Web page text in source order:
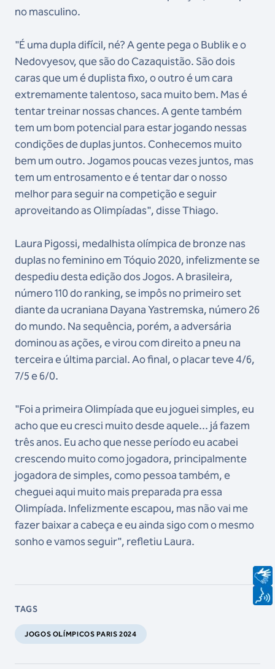
no masculino.
"É uma dupla difícil, né? A gente pega o Bublik e o
Nedovyesov, que são do Cazaquistão. São dois
caras que um é duplista fixo, o outro é um cara
extremamente talentoso, saca muito bem. Mas é
tentar treinar nossas chances. A gente também
tem um bom potencial para estar jogando nessas
condições de duplas juntos. Conhecemos muito
bem um outro. Jogamos poucas vezes juntos, mas
tem um entrosamento e é tentar dar o nosso
melhor para seguir na competição e seguir
aproveitando as Olimpíadas", disse Thiago.
Laura Pigossi, medalhista olímpica de bronze nas
duplas no feminino em Tóquio 2020, infelizmente se
despediu desta edição dos Jogos. A brasileira,
número 110 do ranking, se impôs no primeiro set
diante da ucraniana Dayana Yastremska, número 26
do mundo. Na sequência, porém, a adversária
dominou as ações, e virou com direito a pneu na
terceira e última parcial. Ao final, o placar teve 4/6,
7/5 e 6/0.
"Foi a primeira Olimpíada que eu joguei simples, eu
acho que eu cresci muito desde aquele... já fazem
três anos. Eu acho que nesse período eu acabei
crescendo muito como jogadora, principalmente
jogadora de simples, como pessoa também, e
cheguei aqui muito mais preparada pra essa
Olimpíada. Infelizmente escapou, mas não vai me
fazer baixar a cabeça e eu ainda sigo com o mesmo
sonho e vamos seguir", refletiu Laura.
TAGS
JOGOS OLÍMPICOS PARIS 2024